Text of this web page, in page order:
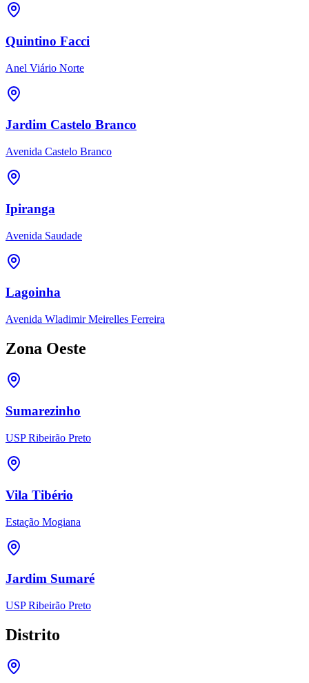
Quintino Facci
Anel Viário Norte
Jardim Castelo Branco
Avenida Castelo Branco
Ipiranga
Avenida Saudade
Lagoinha
Avenida Wladimir Meirelles Ferreira
Zona Oeste
Sumarezinho
USP Ribeirão Preto
Vila Tibério
Estação Mogiana
Jardim Sumaré
USP Ribeirão Preto
Distrito